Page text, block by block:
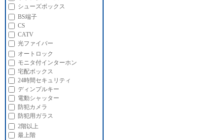
シューズボックス
BS端子
CS
CATV
光ファイバー
オートロック
モニタ付インターホン
宅配ボックス
24時間セキュリティ
ディンプルキー
電動シャッター
防犯カメラ
防犯用ガラス
2階以上
最上階